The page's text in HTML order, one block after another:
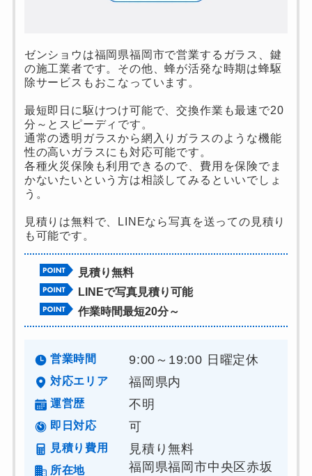
ゼンショウは福岡県福岡市で営業するガラス、鍵
の施工業者です。その他、蜂が活発な時期は蜂駆
除サービスもおこなっています。
最短即日に駆けつけ可能で、交換作業も最速で20
分～とスピーディです。
通常の透明ガラスから網入りガラスのような機能
性の高いガラスにも対応可能です。
各種火災保険も利用できるので、費用を保険でま
かないたいという方は相談してみるといいでしょ
う。
見積りは無料で、LINEなら写真を送っての見積り
も可能です。
見積り無料
LINEで写真見積り可能
作業時間最短20分～
営業時間 9:00～19:00 日曜定休
対応エリア 福岡県内
運営歴 不明
即日対応 可
見積り費用 見積り無料
所在地
福岡県福岡市中央区赤坂